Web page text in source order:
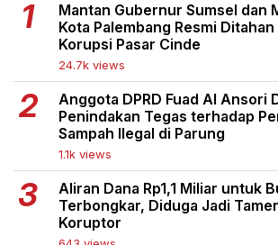
Mantan Gubernur Sumsel dan
Kota Palembang Resmi
Korupsi Pasar Cinde
24.7k views
Anggota DPRD Fuad Al Ansori
Penindakan Tegas terhadap
Sampah Ilegal di Parung
1.1k views
Aliran Dana Rp1,1 Miliar untuk
Terbongkar, Diduga Jadi
Koruptor